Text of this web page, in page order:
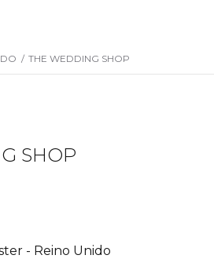
/ THE WEDDING SHOP
SHOP
- Reino Unido